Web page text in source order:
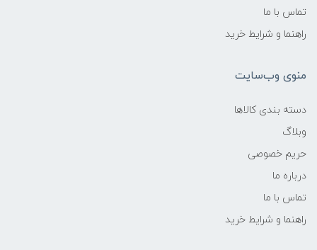
تماس با ما
راهنما و شرایط خرید
منوی وب‌سایت
دسته بندی کالاها
وبلاگ
حریم خصوصی
درباره ما
تماس با ما
راهنما و شرایط خرید